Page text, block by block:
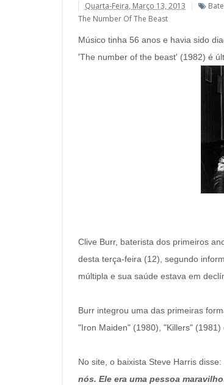
Quarta-Feira, Março 13, 2013
The Number Of The Beast
Músico tinha 56 anos e havia sido
'The number of the beast' (1982) é
Clive Burr, baterista dos primeiros
desta terça-feira (12), segundo
múltipla e sua saúde estava em
Burr integrou uma das primeiras
"Iron Maiden" (1980), "Killers"
No site, o baixista Steve Harris disse:
nós. Ele era uma pessoa